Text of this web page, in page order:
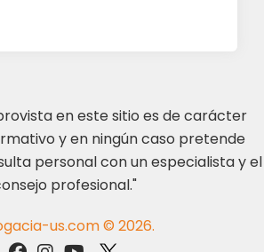
en este sitio es de carácter
y en ningún caso pretende
personal con un especialista y el
profesional."
us.com © 2026.